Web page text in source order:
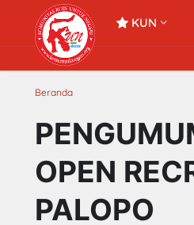
KUN
Beranda
OPEN
PALOPO